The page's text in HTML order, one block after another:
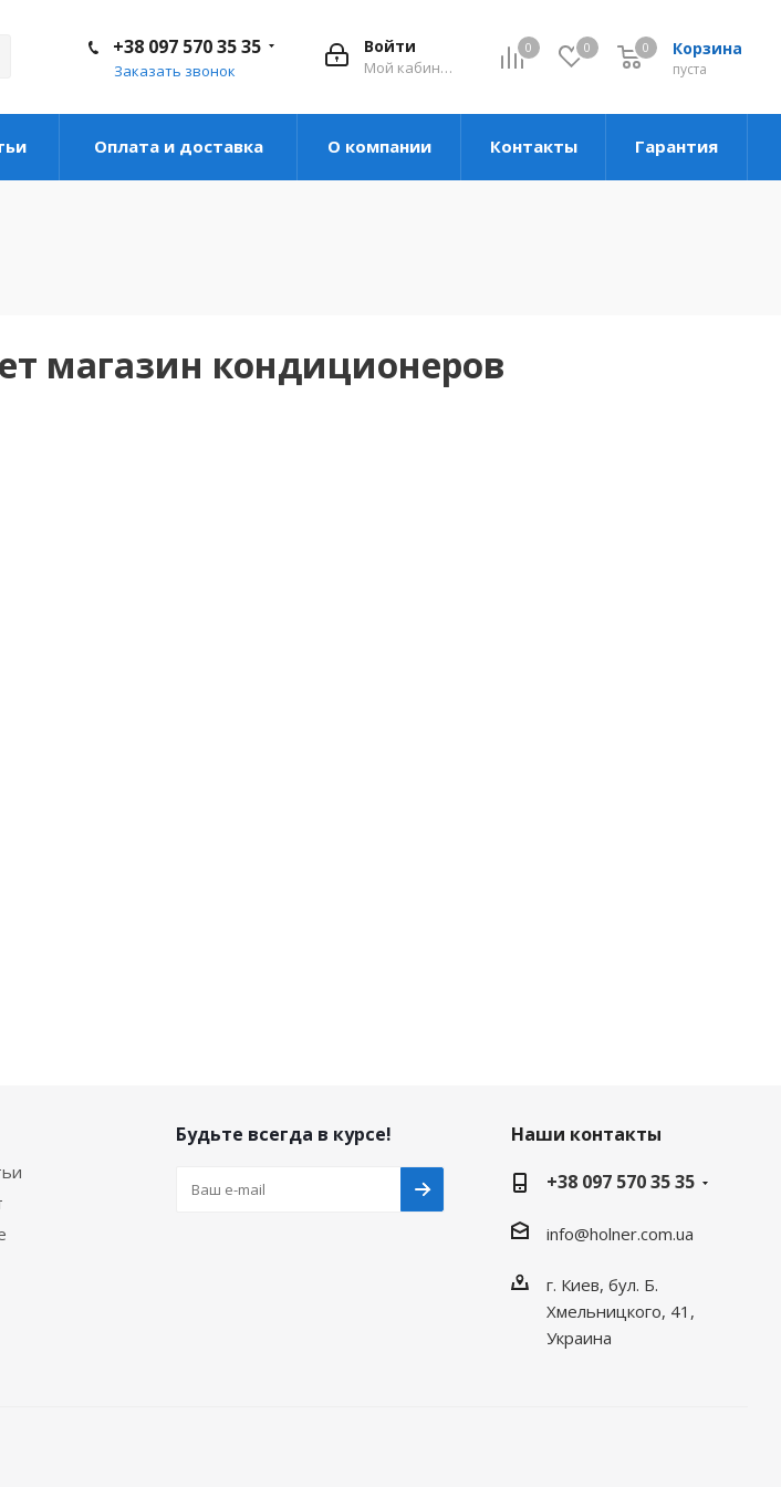
0 0 Корзина
пуста
0
Войти
Мой кабинет
+38 097 570 35 35
Заказать звонок
Оплата и доставка О компании Контакты Гарантия
магазин кондиционеров
Будьте всегда в курсе!
Наши контакты
+38 097 570 35 35
info@holner.com.ua
г. Киев, бул. Б.
Хмельницкого, 41,
Украина